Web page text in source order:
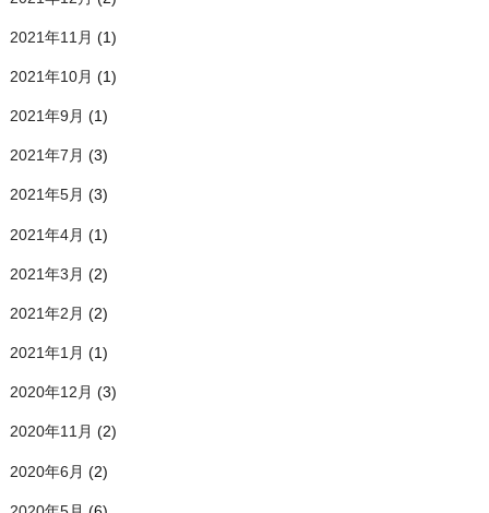
2021年11月 (1)
2021年10月 (1)
2021年9月 (1)
2021年7月 (3)
2021年5月 (3)
2021年4月 (1)
2021年3月 (2)
2021年2月 (2)
2021年1月 (1)
2020年12月 (3)
2020年11月 (2)
2020年6月 (2)